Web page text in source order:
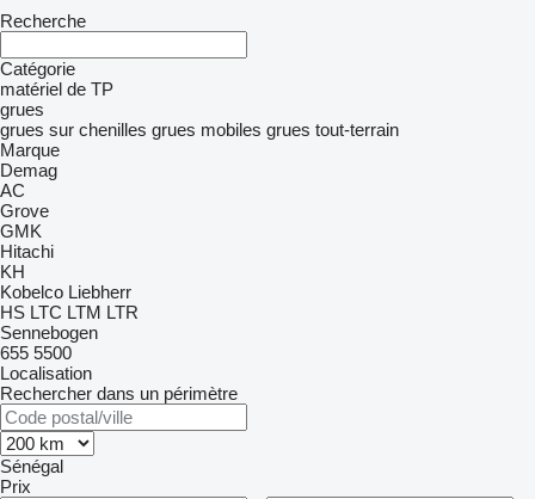
Recherche
Catégorie
matériel de TP
grues
grues sur chenilles grues mobiles grues tout-terrain
Marque
Demag
AC
Grove
GMK
Hitachi
KH
Kobelco Liebherr
HS LTC LTM LTR
Sennebogen
655 5500
Localisation
Rechercher dans un périmètre
Sénégal
Prix